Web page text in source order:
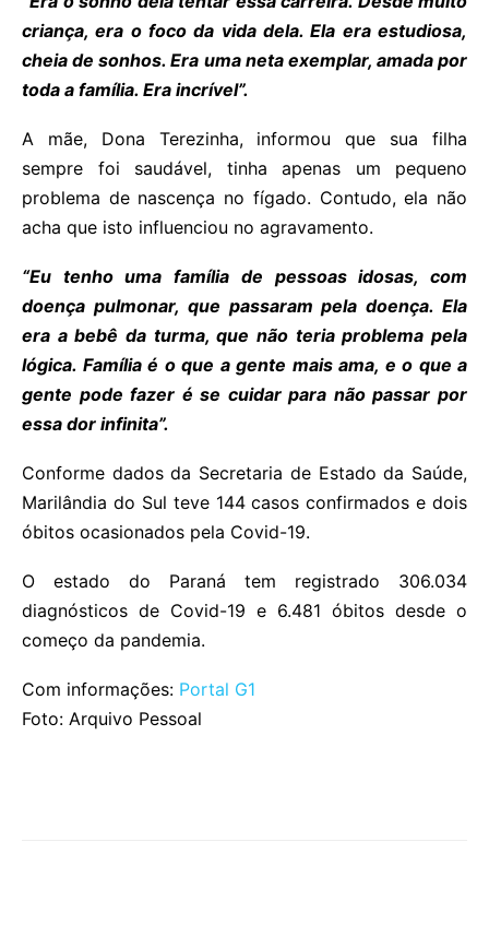
criança, era o foco da vida dela. Ela era estudiosa,
cheia de sonhos. Era uma neta exemplar, amada por
toda a família. Era incrível”.
A mãe, Dona Terezinha, informou que sua filha
sempre foi saudável, tinha apenas um pequeno
problema de nascença no fígado. Contudo, ela não
acha que isto influenciou no agravamento.
“Eu tenho uma família de pessoas idosas, com
doença pulmonar, que passaram pela doença. Ela
era a bebê da turma, que não teria problema pela
lógica. Família é o que a gente mais ama, e o que a
gente pode fazer é se cuidar para não passar por
essa dor infinita”.
Conforme dados da Secretaria de Estado da Saúde,
Marilândia do Sul teve 144 casos confirmados e dois
óbitos ocasionados pela Covid-19.
O estado do Paraná tem registrado 306.034
diagnósticos de Covid-19 e 6.481 óbitos desde o
começo da pandemia.
Com informações: Portal G1
Foto: Arquivo Pessoal